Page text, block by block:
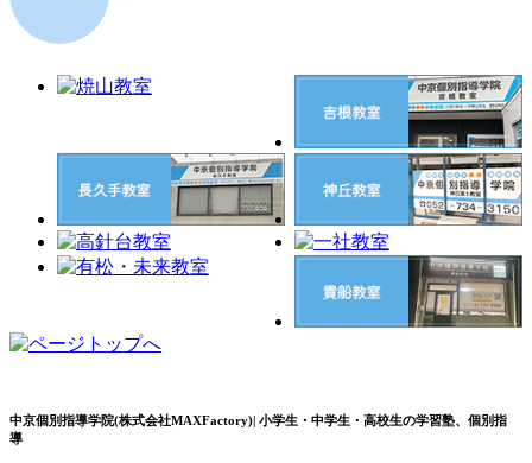
中京個別指導学院(株式会社MAXFactory)| 小学生・中学生・高校生の学習塾、個別指
導